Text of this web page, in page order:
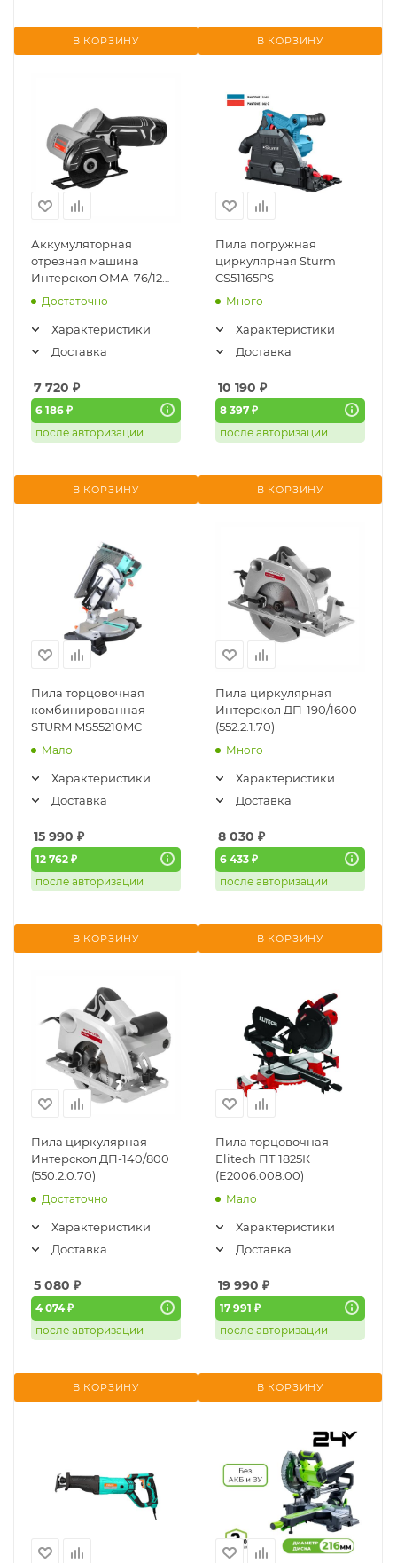
В КОРЗИНУ В КОРЗИНУ
Аккумуляторная
отрезная машина
Интерскол ОМА-76/12
АПИ-Т 810.2.2.70 (Li-ion, 2
АКБx2А/ч + ЗУ, кейс)
Достаточно
Характеристики
Доставка
7 720 ₽
6 186 ₽
после авторизации
В КОРЗИНУ
Пила погружная
циркулярная Sturm
CS51165PS
Много
Характеристики
Доставка
10 190 ₽
8 397 ₽
после авторизации
В КОРЗИНУ
Пила торцовочная
комбинированная
STURM MS55210MC
Мало
Характеристики
Доставка
15 990 ₽
12 762 ₽
после авторизации
В КОРЗИНУ
Пила циркулярная
Интерскол ДП-190/1600
(552.2.1.70)
Много
Характеристики
Доставка
8 030 ₽
6 433 ₽
после авторизации
В КОРЗИНУ
Пила циркулярная
Интерскол ДП-140/800
(550.2.0.70)
Достаточно
Характеристики
Доставка
5 080 ₽
4 074 ₽
после авторизации
В КОРЗИНУ
Пила торцовочная
Elitech ПТ 1825К
(E2006.008.00)
Мало
Характеристики
Доставка
19 990 ₽
17 991 ₽
после авторизации
В КОРЗИНУ